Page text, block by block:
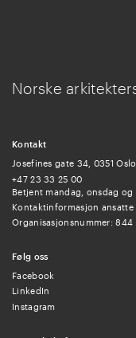
Norske
Kontakt
Josefines gate 34, 0351 Oslo
+47 23 33 25 00
Betjent mandag, onsdag og
Kontaktinformasjon ansatte
Organisasjonsnummer: 844
Følg oss
Facebook
LinkedIn
Instagram